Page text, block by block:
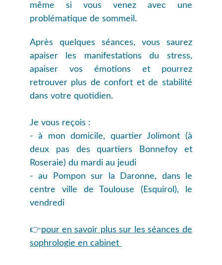
même si vous venez avec une
problématique de sommeil.
Après quelques séances, vous saurez
apaiser les manifestations du stress,
apaiser vos émotions et pourrez
retrouver plus de confort et de stabilité
dans votre quotidien.
Je vous reçois :
- à mon domicile, quartier Jolimont (à
deux pas des quartiers Bonnefoy et
Roseraie) du mardi au jeudi
- au Pompon sur la Daronne, dans le
centre ville de Toulouse (Esquirol), le
vendredi
👉pour en savoir plus sur les séances de
sophrologie en cabinet